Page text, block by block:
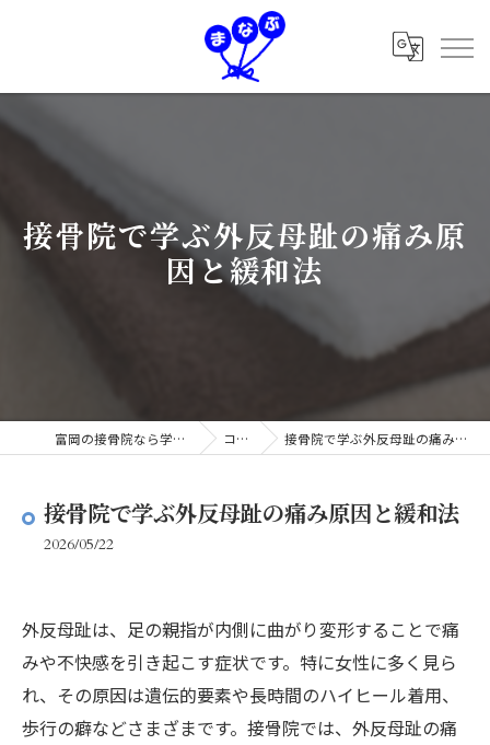
接骨院で学ぶ外反母趾の痛み原
因と緩和法
富岡の接骨院なら学鍼灸接骨院 コラム 接骨院で学ぶ外反母趾の痛み原因と緩和法
接骨院で学ぶ外反母趾の痛み原因と緩和法
2026/05/22
外反母趾は、足の親指が内側に曲がり変形することで痛
みや不快感を引き起こす症状です。特に女性に多く見ら
れ、その原因は遺伝的要素や長時間のハイヒール着用、
歩行の癖などさまざまです。接骨院では、外反母趾の痛